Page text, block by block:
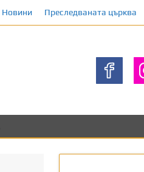
Новини Преследваната църква